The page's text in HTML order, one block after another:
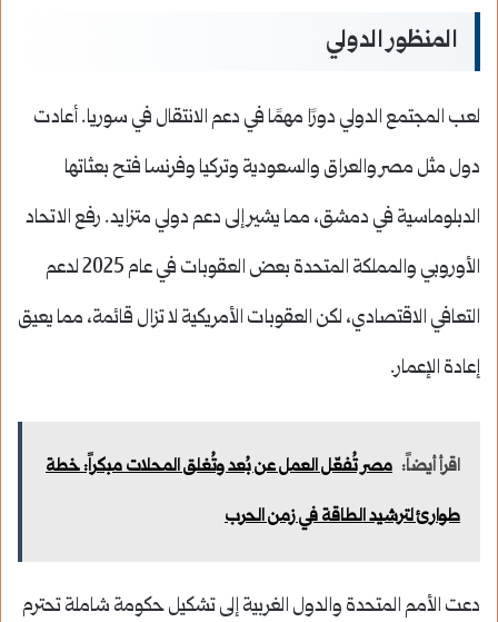
المنظور الدولي
لعب المجتمع الدولي دورًا مهمًا في دعم الانتقال في سوريا. أعادت
دول مثل مصر والعراق والسعودية وتركيا وفرنسا فتح بعثاتها
الدبلوماسية في دمشق، مما يشير إلى دعم دولي متزايد. رفع الاتحاد
الأوروبي والمملكة المتحدة بعض العقوبات في عام 2025 لدعم
التعافي الاقتصادي، لكن العقوبات الأمريكية لا تزال قائمة، مما يعيق
إعادة الإعمار.
اقرأ أيضاً: مصر تُفعّل العمل عن بُعد وتُغلق المحلات مبكراً: خطة
طوارئ لترشيد الطاقة في زمن الحرب
دعت الأمم المتحدة والدول الغربية إلى تشكيل حكومة شاملة تحترم